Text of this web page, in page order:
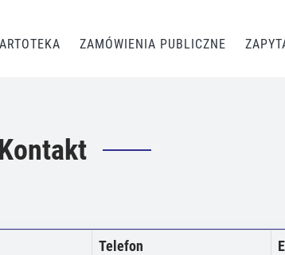
ZAMÓWIENIA PUBLICZNE
Kontakt
Telefon